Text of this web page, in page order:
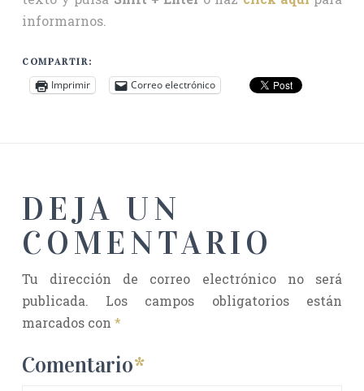
informarnos.
COMPARTIR:
Imprimir Correo electrónico
DEJA UN
COMENTARIO
Tu dirección de correo electrónico no será
publicada.
Los campos obligatorios están
marcados con *
Comentario*